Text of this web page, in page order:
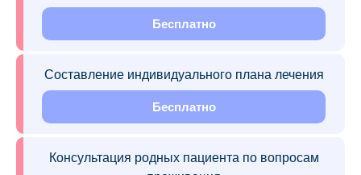
Бесплатно
Составление индивидуального плана лечения
Бесплатно
Консультация родных пациента по вопросам